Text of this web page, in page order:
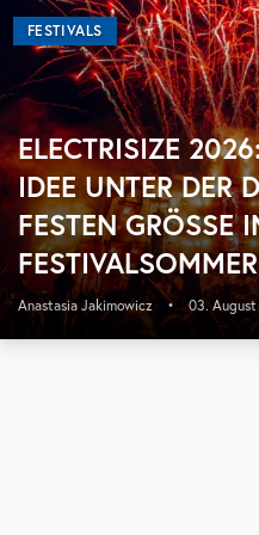
FESTIVALS
ELECTRISIZE
IDEE UNTER DER
FESTEN GRÖSSE
ESTIVALSOMMER
Anastasia Jakimowicz • 03. August